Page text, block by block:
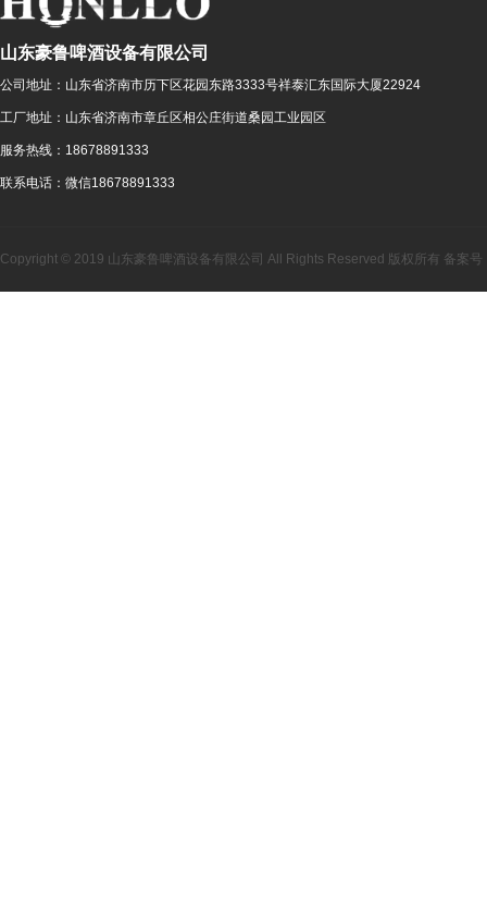
山东豪鲁啤酒设备有限公司
公司地址： 山东省济南市历下区花园东路3333号祥泰汇东国际大厦22924
工厂地址： 山东省济南市章丘区相公庄街道桑园工业园区
服务热线： 18678891333
联系电话： 微信18678891333
Copyright © 2019 山东豪鲁啤酒设备有限公司 All Rights Reserved 版权所有 备案号